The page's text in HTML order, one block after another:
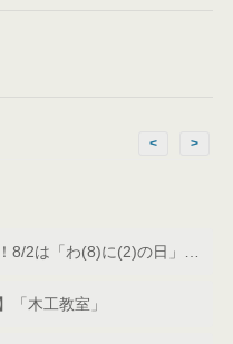
< >
「わ(8)に(2)の日」でわにフェス
「木工教室」